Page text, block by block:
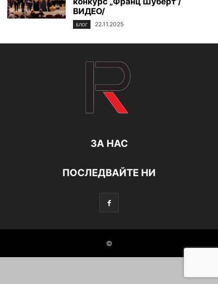
ВИДЕО/
БЛОГ 22.11.2025
ЗА НАС
ПОСЛЕДВАЙТЕ НИ
©